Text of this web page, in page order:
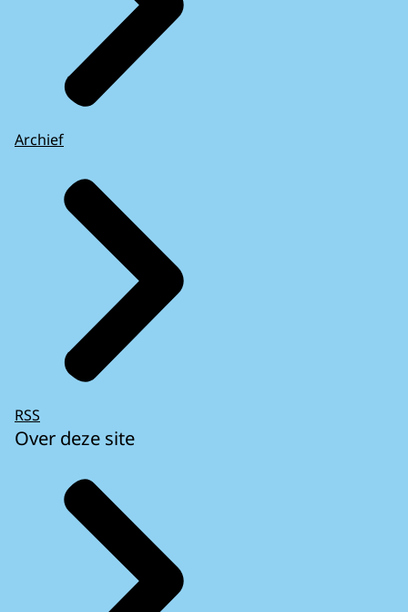
Archief
RSS
Over deze site